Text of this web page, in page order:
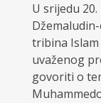
U srijedu
tribina
uvaženog
govoriti o